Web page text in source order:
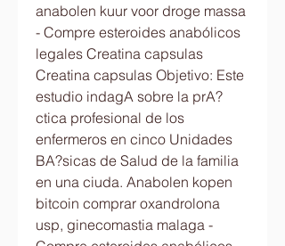
anabolen kuur voor droge massa
- Compre esteroides anabólicos
legales Creatina capsulas
Creatina capsulas Objetivo: Este
estudio indagA sobre la prA?
ctica profesional de los
enfermeros en cinco Unidades
BA?sicas de Salud de la familia
en una ciuda. Anabolen kopen
bitcoin comprar oxandrolona
usp, ginecomastia malaga -